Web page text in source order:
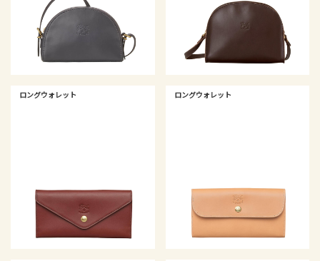
ロングウォレット ロングウォレット